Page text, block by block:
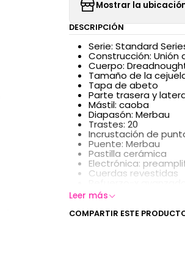
Mostrar la
DESCRIPCIÓN
Serie: Standard
Construcción:
Cuerpo:
Tamaño de la
Tapa de abeto
Parte trasera y
Mástil: caoba
Diapasón: Merbau
Trastes: 20
Incrustación de
Puente: Merbau
Pastilla cerámica
Electrónica:
Cuerdas revestidas
Acabado: Negro
Incluye Funda
Leer más
COMPARTIR ESTE